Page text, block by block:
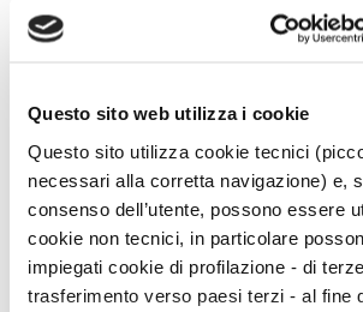
Questo sito web utilizza i cookie
Questo sito utilizza cookie tecnici
necessari alla corretta navigazione) e,
consenso dell’utente, possono essere
cookie non tecnici, in particolare
impiegati cookie di profilazione - di
trasferimento verso paesi terzi - al fine
scrittura è oggi nota come cuneiforme
sorte ha avuto Tell Hariri, dove il
campagna l’identificazione del sito con
menzionata nelle liste reali sumeriche
come sede della decima dinastia «dopo il